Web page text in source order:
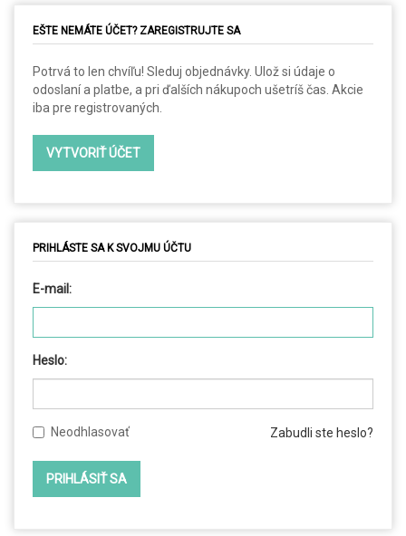
EŠTE NEMÁTE ÚČET? ZAREGISTRUJTE SA
Potrvá to len chvíľu! Sleduj objednávky. Ulož si údaje o
odoslaní a platbe, a pri ďalších nákupoch ušetríš čas. Akcie
iba pre registrovaných.
PRIHLÁSTE SA K SVOJMU ÚČTU
E-mail:
Heslo:
Neodhlasovať Zabudli ste heslo?